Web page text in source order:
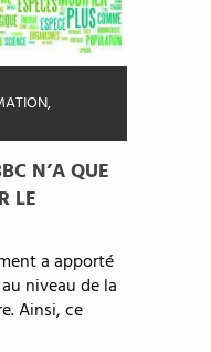
,
N’A QUE
LE
a apporté
niveau de la
Ainsi, ce